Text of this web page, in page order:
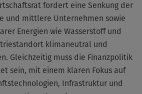
fordert eine Senkung der
und mittlere Unternehmen sowie
Energien wie Wasserstoff und
klimaneutral und
Gleichzeitig muss die Finanzpolitik
sein, mit einem klaren Fokus auf
Infrastruktur und